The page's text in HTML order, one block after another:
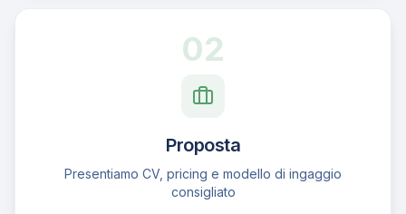
02
Proposta
Presentiamo CV, pricing e modello di ingaggio
consigliato